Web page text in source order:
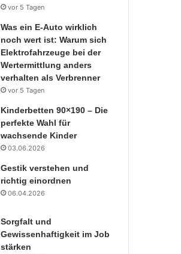
vor 5 Tagen
Was ein E-Auto wirklich
noch wert ist: Warum sich
Elektrofahrzeuge bei der
Wertermittlung anders
verhalten als Verbrenner
vor 5 Tagen
Kinderbetten 90×190 – Die
perfekte Wahl für
wachsende Kinder
03.06.2026
Gestik verstehen und
richtig einordnen
06.04.2026
Sorgfalt und
Gewissenhaftigkeit im Job
stärken